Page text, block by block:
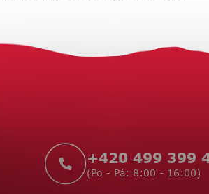
+420 499 399
(Po - Pá: 8:00 - 16:00)